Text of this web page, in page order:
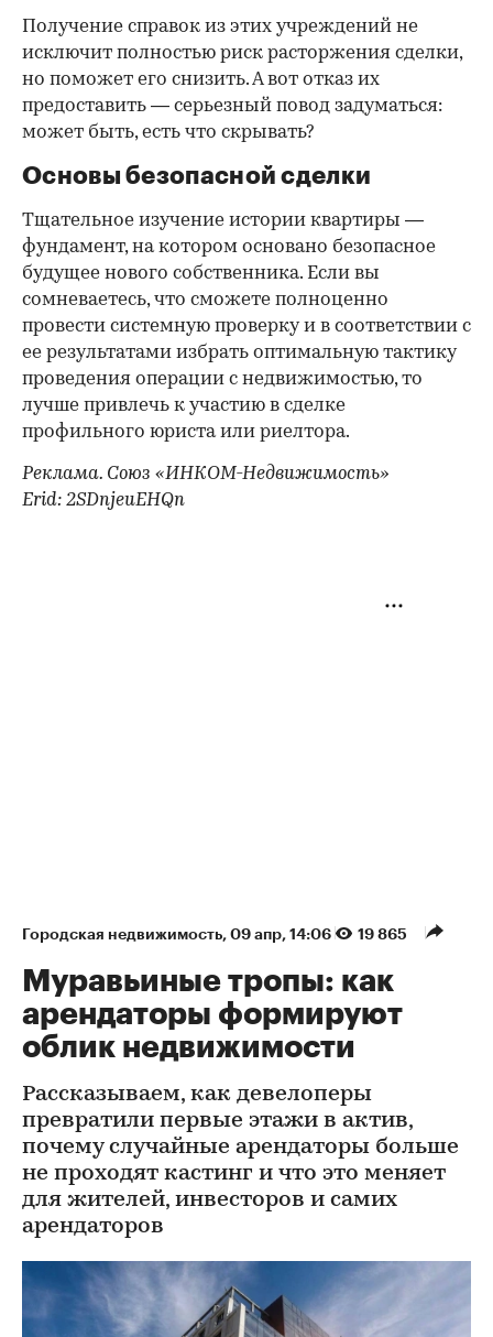
Получение справок из этих учреждений не
исключит полностью риск расторжения сделки,
но поможет его снизить. А вот отказ их
предоставить — серьезный повод задуматься:
может быть, есть что скрывать?
Основы безопасной сделки
Тщательное изучение истории квартиры —
фундамент, на котором основано безопасное
будущее нового собственника. Если вы
сомневаетесь, что сможете полноценно
провести системную проверку и в соответствии с
ее результатами избрать оптимальную тактику
проведения операции с недвижимостью, то
лучше привлечь к участию в сделке
профильного юриста или риелтора.
Реклама. Союз «ИНКОМ-Недвижимость»
Erid: 2SDnjeuEHQn
Городская недвижимость 09 апр, 14:06 19 865
Муравьиные тропы: как
арендаторы формируют
облик недвижимости
Рассказываем, как девелоперы
превратили первые этажи в актив,
почему случайные арендаторы больше
не проходят кастинг и что это меняет
для жителей, инвесторов и самих
арендаторов